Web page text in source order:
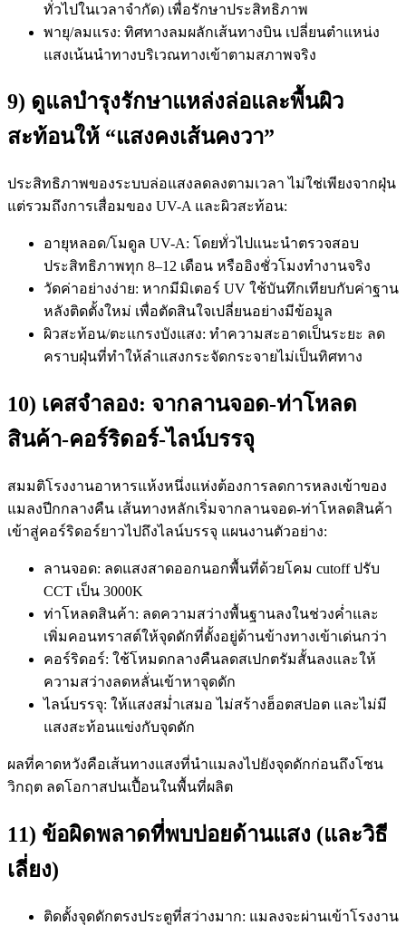
ทั่วไปในเวลาจำกัด) เพื่อรักษาประสิทธิภาพ
พายุ/ลมแรง: ทิศทางลมผลักเส้นทางบิน เปลี่ยนตำแหน่ง
แสงเน้นนำทางบริเวณทางเข้าตามสภาพจริง
9) ดูแลบำรุงรักษาแหล่งล่อและพื้นผิว
สะท้อนให้ “แสงคงเส้นคงวา”
ประสิทธิภาพของระบบล่อแสงลดลงตามเวลา ไม่ใช่เพียงจากฝุ่น
แต่รวมถึงการเสื่อมของ UV-A และผิวสะท้อน:
อายุหลอด/โมดูล UV-A: โดยทั่วไปแนะนำตรวจสอบ
ประสิทธิภาพทุก 8–12 เดือน หรืออิงชั่วโมงทำงานจริง
วัดค่าอย่างง่าย: หากมีมิเตอร์ UV ใช้บันทึกเทียบกับค่าฐาน
หลังติดตั้งใหม่ เพื่อตัดสินใจเปลี่ยนอย่างมีข้อมูล
ผิวสะท้อน/ตะแกรงบังแสง: ทำความสะอาดเป็นระยะ ลด
คราบฝุ่นที่ทำให้ลำแสงกระจัดกระจายไม่เป็นทิศทาง
10) เคสจำลอง: จากลานจอด-ท่าโหลด
สินค้า-คอร์ริดอร์-ไลน์บรรจุ
สมมติโรงงานอาหารแห้งหนึ่งแห่งต้องการลดการหลงเข้าของ
แมลงปีกกลางคืน เส้นทางหลักเริ่มจากลานจอด-ท่าโหลดสินค้า
เข้าสู่คอร์ริดอร์ยาวไปถึงไลน์บรรจุ แผนงานตัวอย่าง:
ลานจอด: ลดแสงสาดออกนอกพื้นที่ด้วยโคม cutoff ปรับ
CCT เป็น 3000K
ท่าโหลดสินค้า: ลดความสว่างพื้นฐานลงในช่วงค่ำและ
เพิ่มคอนทราสต์ให้จุดดักที่ตั้งอยู่ด้านข้างทางเข้าเด่นกว่า
คอร์ริดอร์: ใช้โหมดกลางคืนลดสเปกตรัมสั้นลงและให้
ความสว่างลดหลั่นเข้าหาจุดดัก
ไลน์บรรจุ: ให้แสงสม่ำเสมอ ไม่สร้างฮ็อตสปอต และไม่มี
แสงสะท้อนแข่งกับจุดดัก
ผลที่คาดหวังคือเส้นทางแสงที่นำแมลงไปยังจุดดักก่อนถึงโซน
วิกฤต ลดโอกาสปนเปื้อนในพื้นที่ผลิต
11) ข้อผิดพลาดที่พบบ่อยด้านแสง (และวิธี
เลี่ยง)
ติดตั้งจุดดักตรงประตูที่สว่างมาก: แมลงจะผ่านเข้าโรงงาน